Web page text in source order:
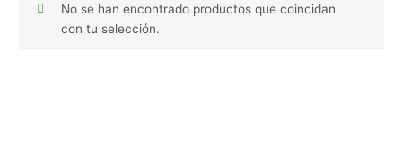
No se han encontrado productos que coincidan
con tu selección.